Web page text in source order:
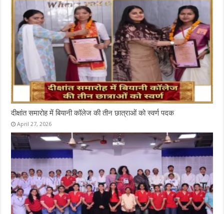
दीक्षांत समारोह में बियानी कॉलेज की तीन छात्राओं को स्वर्ण पदक
April 27, 2026